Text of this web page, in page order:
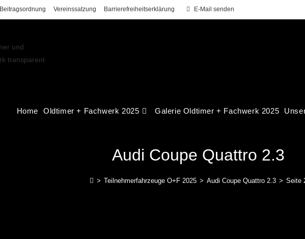
Beitragsordnung Vereinssatzung Barrierefreiheitserklärung E-Mail senden
Home Oldtimer + Fachwerk 2025 Galerie Oldtimer + Fachwerk 2025
Audi Coupe Quattro 2.3
> Teilnehmerfahrzeuge O+F 2025 > Audi Coupe Quattro 2.3 > Seite